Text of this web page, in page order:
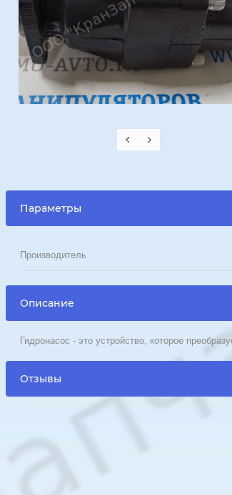
Параметры
Производитель
Описание
Гидронасос - это устройство, которое
Отзывы